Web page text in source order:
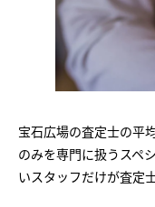
宝石広場の査定士の平
のみを専門に扱うスペ
いスタッフだけが査定